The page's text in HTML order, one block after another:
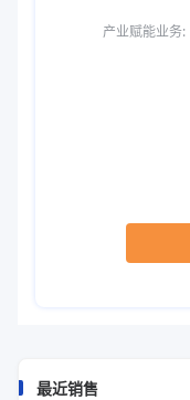
产业赋能业务:
最近销售